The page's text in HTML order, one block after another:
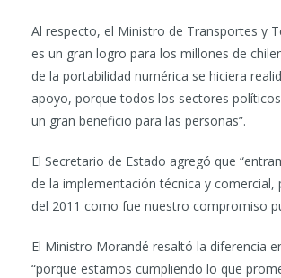
Al respecto, el Ministro de Transportes y
es un gran logro para los millones de
de la portabilidad numérica se hiciera
apoyo, porque todos los sectores
un gran beneficio para las personas”.
El Secretario de Estado agregó que
de la implementación técnica y
del 2011 como fue nuestro compromiso
El Ministro Morandé resaltó la diferencia
“porque estamos cumpliendo lo que